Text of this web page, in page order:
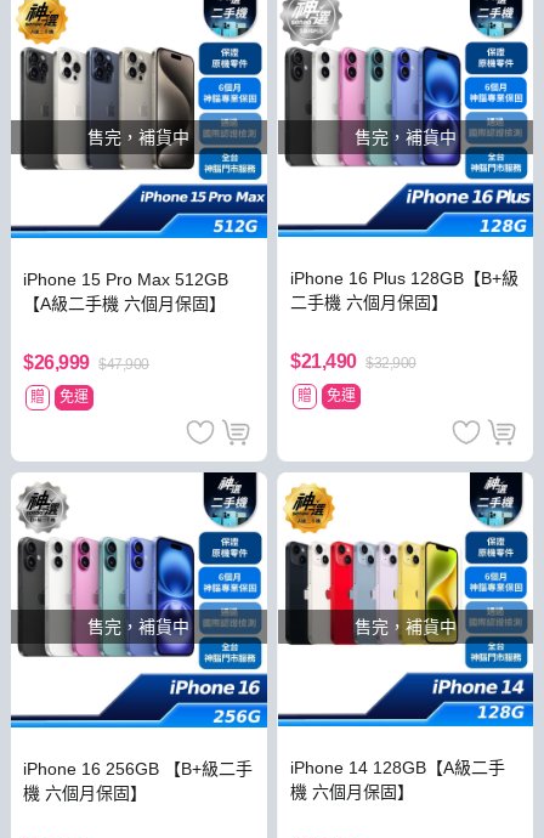
售完，補貨中
iPhone 15 Pro Max 512GB
【A級二手機 六個月保固】
$26,999 $47,900
贈
免運
售完，補貨中
iPhone 16 Plus 128GB【B+級
二手機 六個月保固】
$21,490 $32,900
贈
免運
售完，補貨中
iPhone 16 256GB 【B+級二手
機 六個月保固】
售完，補貨中
iPhone 14 128GB【A級二手
機 六個月保固】